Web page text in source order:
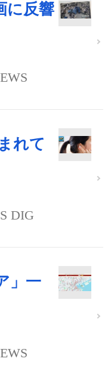
に反響
れて
DIG
」一